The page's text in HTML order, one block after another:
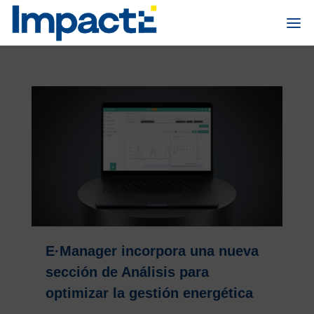
E·Manager incorpora una nueva
sección de Análisis para
optimizar la gestión energética